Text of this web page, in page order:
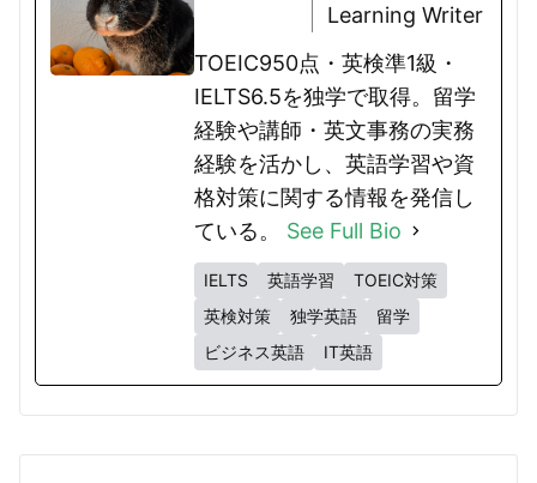
Learning Writer
TOEIC950点・英検準1級・
IELTS6.5を独学で取得。留学
経験や講師・英文事務の実務
経験を活かし、英語学習や資
格対策に関する情報を発信し
ている。 See Full Bio
IELTS 英語学習
TOEIC対策
英検対策
独学英語
留学
ビジネス英語
IT英語